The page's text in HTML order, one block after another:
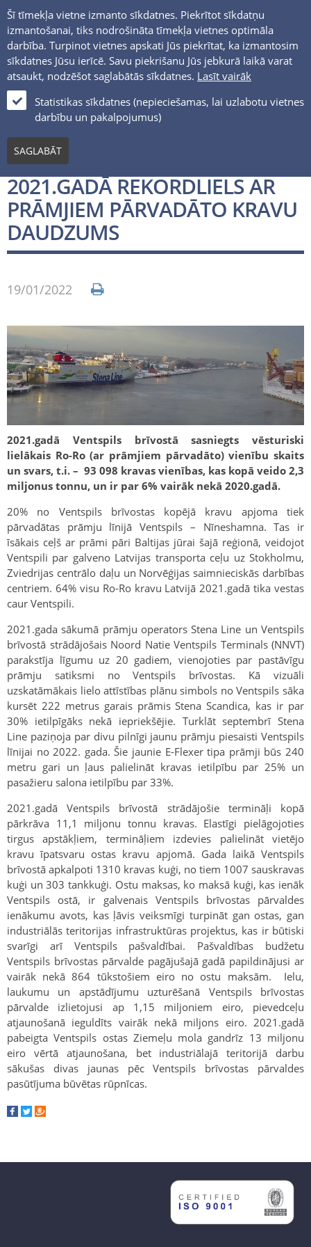
Šī tīmekļa vietne izmanto sīkdatnes. Piekrītot sīkdatņu
izmantošanai, tiks nodrošināta tīmekļa vietnes optimāla
darbība. Turpinot vietnes apskati Jūs piekrītat, ka izmantosim
sīkdatnes Jūsu ierīcē. Savu piekrišanu Jūs jebkurā laikā varat
atsaukt, nodzēšot saglabātās sīkdatnes. Lasīt vairāk
Statistikas sīkdatnes (nepieciešamas, lai uzlabotu vietnes
darbību un pakalpojumus)
SAGLABĀT
Medijiem
VENTSPILS BRĪVOSTĀ
2021.GADĀ REKORDLIELS AR
PRĀMJIEM PĀRVADĀTO KRAVU
DAUDZUMS
19/01/2022
2021.gadā Ventspils brīvostā sasniegts vēsturiski
lielākais Ro-Ro (ar prāmjiem pārvadāto) vienību skaits
un svars, t.i. – 93 098 kravas vienības, kas kopā veido 2,3
miljonus tonnu, un ir par 6% vairāk nekā 2020.gadā.
20% no Ventspils brīvostas kopējā kravu apjoma tiek
pārvadātas prāmju līnijā Ventspils – Nīneshamna. Tas ir
īsākais ceļš ar prāmi pāri Baltijas jūrai šajā reģionā, veidojot
Ventspili par galveno Latvijas transporta ceļu uz Stokholmu,
Zviedrijas centrālo daļu un Norvēģijas saimnieciskās darbības
centriem. 64% visu Ro-Ro kravu Latvijā 2021.gadā tika vestas
caur Ventspili.
2021.gada sākumā prāmju operators Stena Line un Ventspils
brīvostā strādājošais Noord Natie Ventspils Terminals (NNVT)
parakstīja līgumu uz 20 gadiem, vienojoties par pastāvīgu
prāmju satiksmi no Ventspils brīvostas. Kā vizuāli
uzskatāmākais lielo attīstības plānu simbols no Ventspils sāka
kursēt 222 metrus garais prāmis Stena Scandica, kas ir par
30% ietilpīgāks nekā iepriekšējie. Turklāt septembrī Stena
Line paziņoja par divu pilnīgi jaunu prāmju piesaisti Ventspils
līnijai no 2022. gada. Šie jaunie E-Flexer tipa prāmji būs 240
metru gari un ļaus palielināt kravas ietilpību par 25% un
pasažieru salona ietilpību par 33%.
2021.gadā Ventspils brīvostā strādājošie termināļi kopā
pārkrāva 11,1 miljonu tonnu kravas. Elastīgi pielāgojoties
tirgus apstākļiem, termināļiem izdevies palielināt vietējo
kravu īpatsvaru ostas kravu apjomā. Gada laikā Ventspils
brīvostā apkalpoti 1310 kravas kuģi, no tiem 1007 sauskravas
kuģi un 303 tankkuģi. Ostu maksas, ko maksā kuģi, kas ienāk
Ventspils ostā, ir galvenais Ventspils brīvostas pārvaldes
ienākumu avots, kas ļāvis veiksmīgi turpināt gan ostas, gan
industriālās teritorijas infrastruktūras projektus, kas ir būtiski
svarīgi arī Ventspils pašvaldībai. Pašvaldības budžetu
Ventspils brīvostas pārvalde pagājušajā gadā papildinājusi ar
vairāk nekā 864 tūkstošiem eiro no ostu maksām. Ielu,
laukumu un apstādījumu uzturēšanā Ventspils brīvostas
pārvalde izlietojusi ap 1,15 miljoniem eiro, pievedceļu
atjaunošanā ieguldīts vairāk nekā miljons eiro. 2021.gadā
pabeigta Ventspils ostas Ziemeļu mola gandrīz 13 miljonu
eiro vērtā atjaunošana, bet industriālajā teritorijā darbu
sākušas divas jaunas pēc Ventspils brīvostas pārvaldes
pasūtījuma būvētas rūpnīcas.